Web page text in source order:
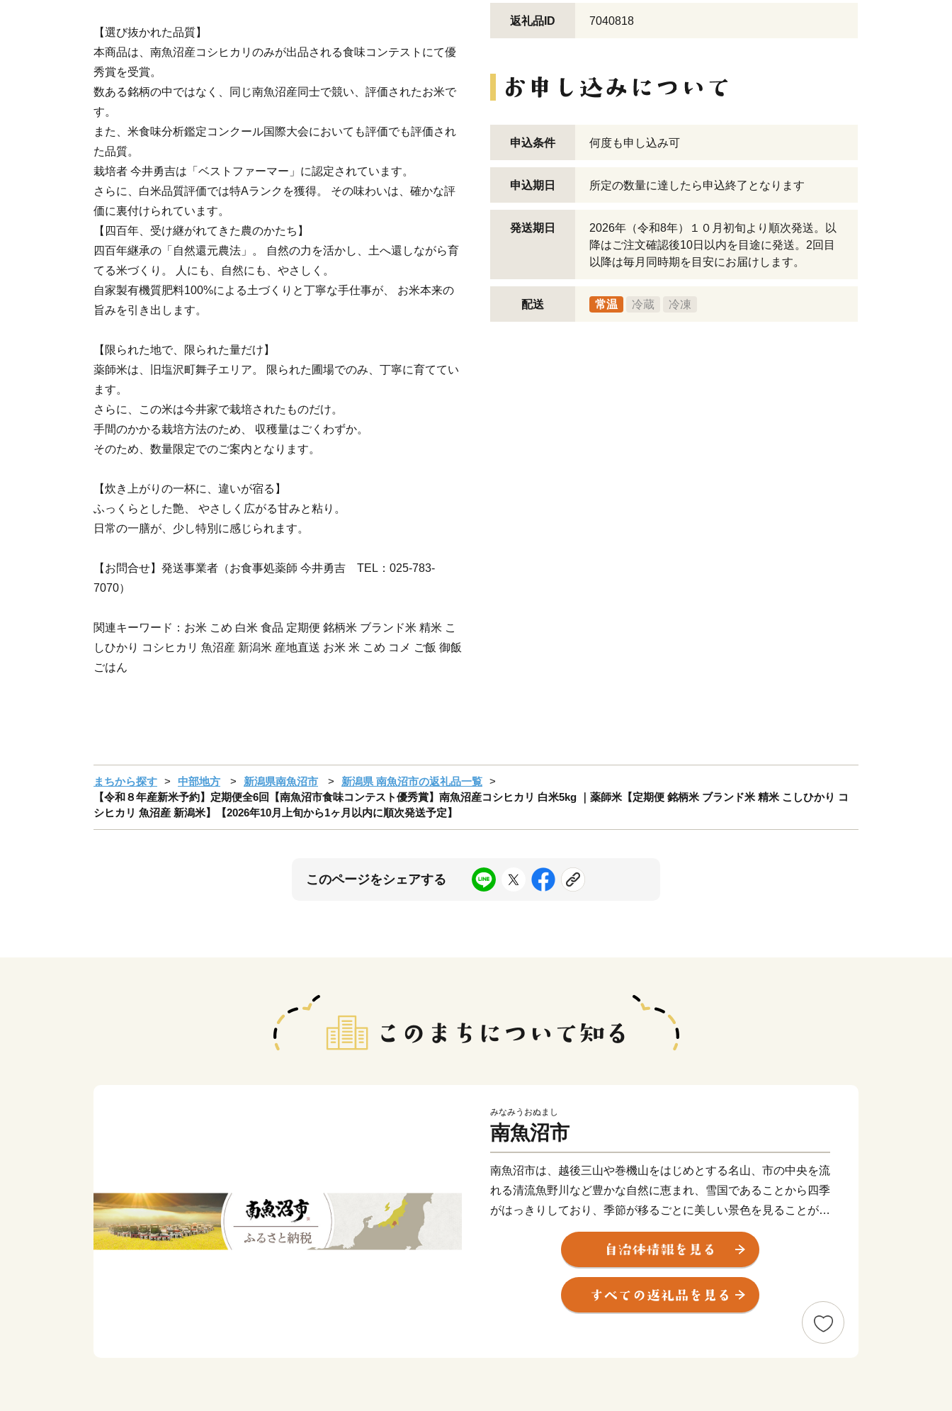
【選び抜かれた品質】
本商品は、南魚沼産コシヒカリのみが出品される食味コンテストにて優
秀賞を受賞。
数ある銘柄の中ではなく、同じ南魚沼産同士で競い、評価されたお米で
す。
また、米食味分析鑑定コンクール国際大会においても評価でも評価され
た品質。
栽培者 今井勇吉は「ベストファーマー」に認定されています。
さらに、白米品質評価では特Aランクを獲得。 その味わいは、確かな評
価に裏付けられています。
【四百年、受け継がれてきた農のかたち】
四百年継承の「自然還元農法」。 自然の力を活かし、土へ還しながら育
てる米づくり。 人にも、自然にも、やさしく。
自家製有機質肥料100%による土づくりと丁寧な手仕事が、 お米本来の
旨みを引き出します。
【限られた地で、限られた量だけ】
薬師米は、旧塩沢町舞子エリア。 限られた圃場でのみ、丁寧に育ててい
ます。
さらに、この米は今井家で栽培されたものだけ。
手間のかかる栽培方法のため、 収穫量はごくわずか。
そのため、数量限定でのご案内となります。
【炊き上がりの一杯に、違いが宿る】
ふっくらとした艶、 やさしく広がる甘みと粘り。
日常の一膳が、少し特別に感じられます。
【お問合せ】発送事業者（お食事処薬師 今井勇吉 TEL：025-783-
7070）
関連キーワード：お米 こめ 白米 食品 定期便 銘柄米 ブランド米 精米 こ
しひかり コシヒカリ 魚沼産 新潟米 産地直送 お米 米 こめ コメ ご飯 御飯
ごはん
返礼品ID 7040818
申込条件 何度も申し込み可
申込期日 所定の数量に達したら申込終了となります
発送期日
2026年（令和8年）１０月初旬より順次発送。以
降はご注文確認後10日以内を目途に発送。2回目
以降は毎月同時期を目安にお届けします。
配送 常温 冷蔵 冷凍
まちから探す 中部地方 新潟県南魚沼市
新潟県 南魚沼市の返礼品一覧
【令和８年産新米予約】定期便全6回【南魚沼市食味コンテスト優秀賞】南魚沼産コシヒカリ 白米5kg ｜薬師米【定期便 銘柄米 ブランド米 精米 こしひかり コ
シヒカリ 魚沼産 新潟米】【2026年10月上旬から1ヶ月以内に順次発送予定】
このページをシェアする
みなみうおぬまし
南魚沼市
南魚沼市は、越後三山や巻機山をはじめとする名山、市の中央を流
れる清流魚野川など豊かな自然に恵まれ、雪国であることから四季
がはっきりしており、季節が移るごとに美しい景色を見ることがで
新潟県南部に位置し、太平洋側と日本海側を結ぶ交通の要衝となっ
東京からは新幹線で1時間半、高速道路で2時間とアクセスも抜群
で、冬のスキー場をはじめ四季を通じて多くの観光客で賑わいま